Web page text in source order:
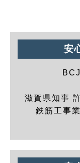
安
滋賀県知事
鉄筋工事